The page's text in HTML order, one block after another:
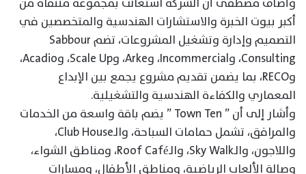
أكبر بيوت الخبرة والاستشارات الهندسية والمتخصصين في
التصميم وإدارة وتشغيل المشروعات، تضم Sabbour
Consulting، وIncommercial، وArke، وScale Up، وAcadio،
وRECO، بما يضمن تقديم مشروع يجمع بين الإبداع
المعماري والكفاءة الهندسية والتشغيلية.
وأشار إلى أن ” Town Ten ” يضم باقة واسعة من الخدمات
والمرافق، تشمل حمامات السباحة، والـClub House،
واللاجون، والـSky Walk، والـRoof Café، ومناطق الشواء،
وصالة الألعاب الرياضية، ومناطق الأطفال، ومسارات